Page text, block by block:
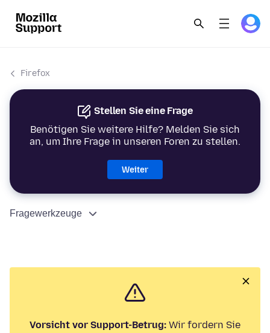
Firefox
Stellen Sie eine Frage
Benötigen Sie weitere Hilfe? Melden Sie sich
an, um Ihre Frage in unseren Foren zu stellen.
Weiter
Fragewerkzeuge
Vorsicht vor Support-Betrug: Wir fordern Sie